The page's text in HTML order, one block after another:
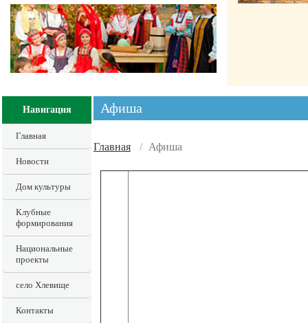
Навигация
Главная
Новости
Дом культуры
Клубные
формирования
Национальные
проекты
село Хлевище
Контакты
Афиша
Главная / Афиша